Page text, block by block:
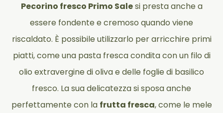
Pecorino fresco Primo Salesi presta anche a
essere fondente e cremoso quando viene
riscaldato. È possibile utilizzarlo per arricchire primi
piatti, come una pasta fresca condita con un filo di
olio extravergine di oliva e delle foglie di basilico
fresco. La sua delicatezza si sposa anche
perfettamente con la frutta fresca, come le mele